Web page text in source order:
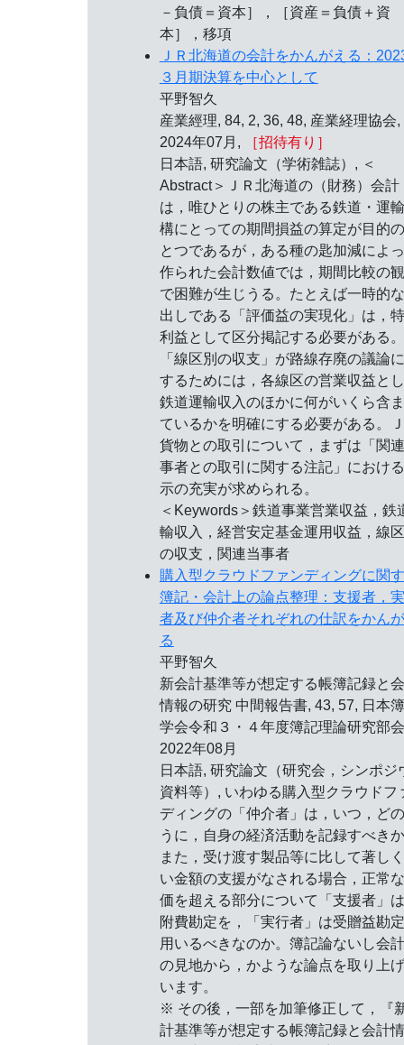
－負債＝資本］，［資産＝負債＋資
本］，移項
ＪＲ北海道の会計をかんがえる：
３月期決算を中心として
平野智久
産業經理, 84, 2, 36, 48, 産業経理協会,
2024年07月,
［招待有り］
日本語, 研究論文（学術雑誌）, ＜
Abstract＞ＪＲ北海道の（財務）会計
は，唯ひとりの株主である鉄道・運
構にとっての期間損益の算定が目的
とつであるが，ある種の匙加減によ
作られた会計数値では，期間比較の
で困難が生じうる。たとえば一時的
出しである「評価益の実現化」は，
利益として区分掲記する必要がある。
「線区別の収支」が路線存廃の議論
するためには，各線区の営業収益と
鉄道運輸収入のほかに何がいくら含
ているかを明確にする必要がある。
貨物との取引について，まずは「関
事者との取引に関する注記」におけ
示の充実が求められる。
＜Keywords＞鉄道事業営業収益，鉄
輸収入，経営安定基金運用収益，線
の収支，関連当事者
購入型クラウドファンディングに関
簿記・会計上の論点整理：支援者，
者及び仲介者それぞれの仕訳をかん
る
平野智久
新会計基準等が想定する帳簿記録と
情報の研究 中間報告書, 43, 57, 日本
学会令和３・４年度簿記理論研究部
2022年08月
日本語, 研究論文（研究会，シンポジ
資料等）, いわゆる購入型クラウドフ
ディングの「仲介者」は，いつ，ど
うに，自身の経済活動を記録すべき
また，受け渡す製品等に比して著し
い金額の支援がなされる場合，正常
価を超える部分について「支援者」
附費勘定を，「実行者」は受贈益勘
用いるべきなのか。簿記論ないし会
の見地から，かような論点を取り上
います。
※ その後，一部を加筆修正して，『
計基準等が想定する帳簿記録と会計